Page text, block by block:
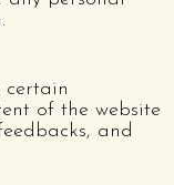
certain
of the website
and